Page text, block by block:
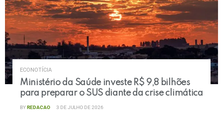
ECONOTÍCIA
Ministério da Saúde investe R$ 9,8 bilhões
para preparar o SUS diante da crise climática
BYREDACAO 3 DE JULHO DE 2026